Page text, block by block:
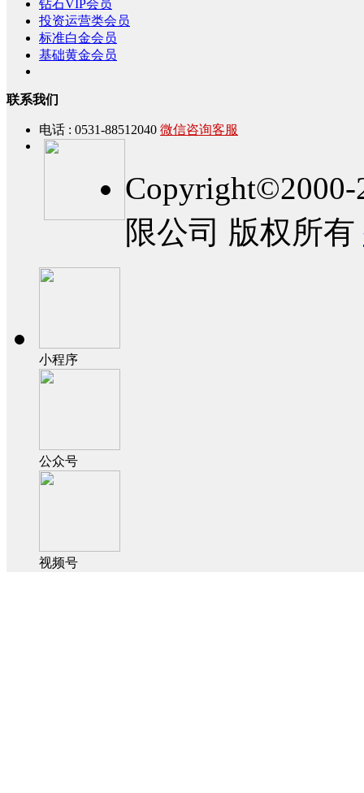
钻石VIP会员
投资运营类会员
标准白金会员
基础黄金会员
联系我们
电话 : 0531-88512040 微信咨询客服
限公司 版权所有
小程序
公众号
视频号